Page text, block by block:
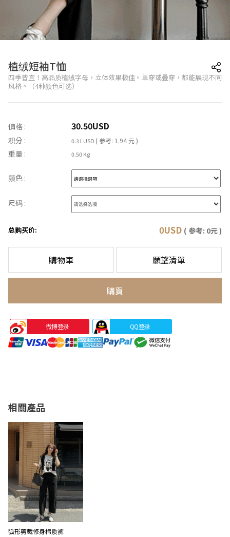
植绒短袖T恤
四季皆宜！高品质植绒字母，立体效果极佳。单穿或叠穿，都能展现不同
风格。（4种颜色可选）
價格 : 30.50USD
积分 : 0.31 USD ( 参考: 1.94 元 )
重量 : 0.50 Kg
颜色 :
尺码 :
总购买价: 0USD ( 参考: 0元 )
購物車 願望清單
購買
微博登录 QQ登录
相關產品
弧形剪裁修身棉质裤